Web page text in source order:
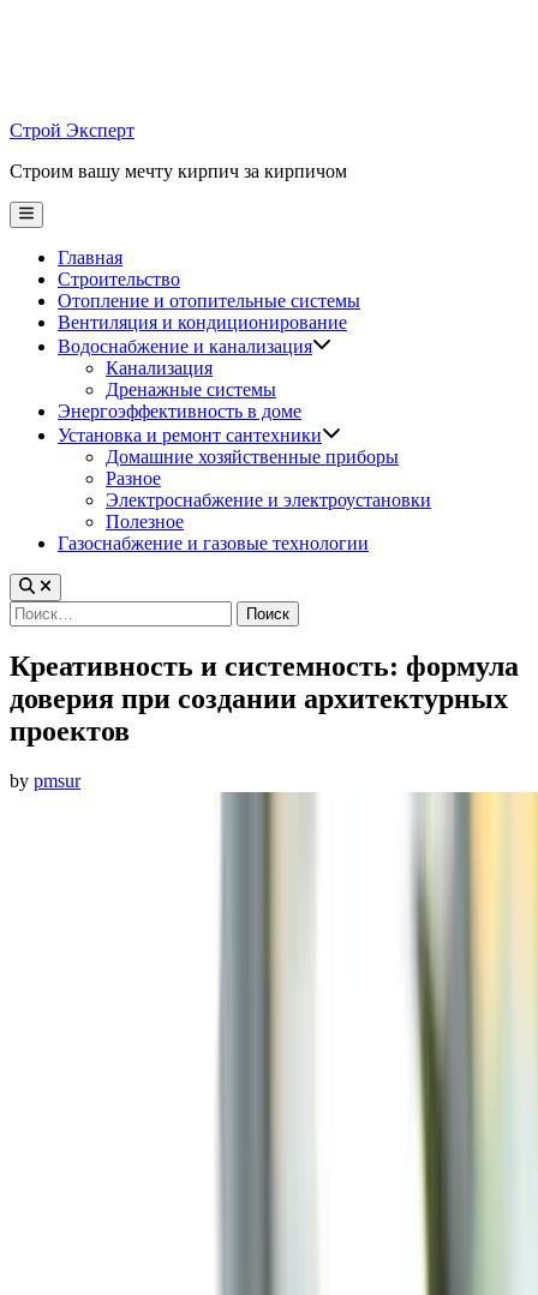
Строй Эксперт
Строим вашу мечту кирпич за кирпичом
Main
Menu
Главная
Строительство
Отопление и отопительные системы
Вентиляция и кондиционирование
Водоснабжение и канализация
Канализация
Дренажные системы
Энергоэффективность в доме
Установка и ремонт сантехники
Домашние хозяйственные приборы
Разное
Электроснабжение и электроустановки
Полезное
Газоснабжение и газовые технологии
Найти:
Креативность и системность: формула
доверия при создании архитектурных
проектов
by pmsur